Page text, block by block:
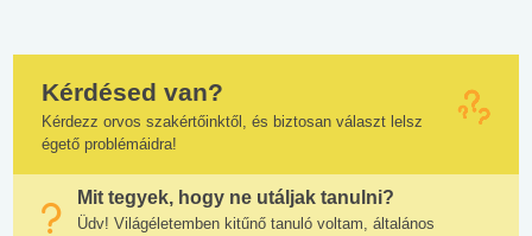
Kérdésed van?
Kérdezz orvos szakértőinktől, és biztosan választ lelsz
égető problémáidra!
Mit tegyek, hogy ne utáljak tanulni?
Üdv! Világéletemben kitűnő tanuló voltam, általános